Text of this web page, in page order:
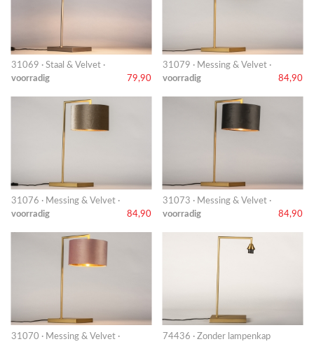
31069 · Staal & Velvet ·
voorradig
79,90
31079 · Messing & Velvet ·
voorradig
84,90
31076 · Messing & Velvet ·
voorradig
84,90
31073 · Messing & Velvet ·
voorradig
84,90
31070 · Messing & Velvet ·
74436 · Zonder lampenkap